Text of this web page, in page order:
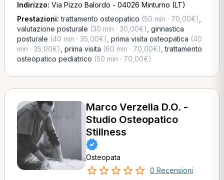
Indirizzo: Via Pizzo Balordo - 04026 Minturno (LT)
Prestazioni:trattamento osteopatico (50 min · 70,00€)
valutazione posturale (30 min · 30,00€) ginnastica
posturale (40 min · 35,00€) prima visita osteopatica (40
min · 35,00€) prima visita (60 min · 70,00€) ,trattamento
osteopatico pediatrico (50 min · 70,00€)
Marco Verzella D.O. -
Studio Osteopatico
Stillness
Osteopata
0 Recensioni